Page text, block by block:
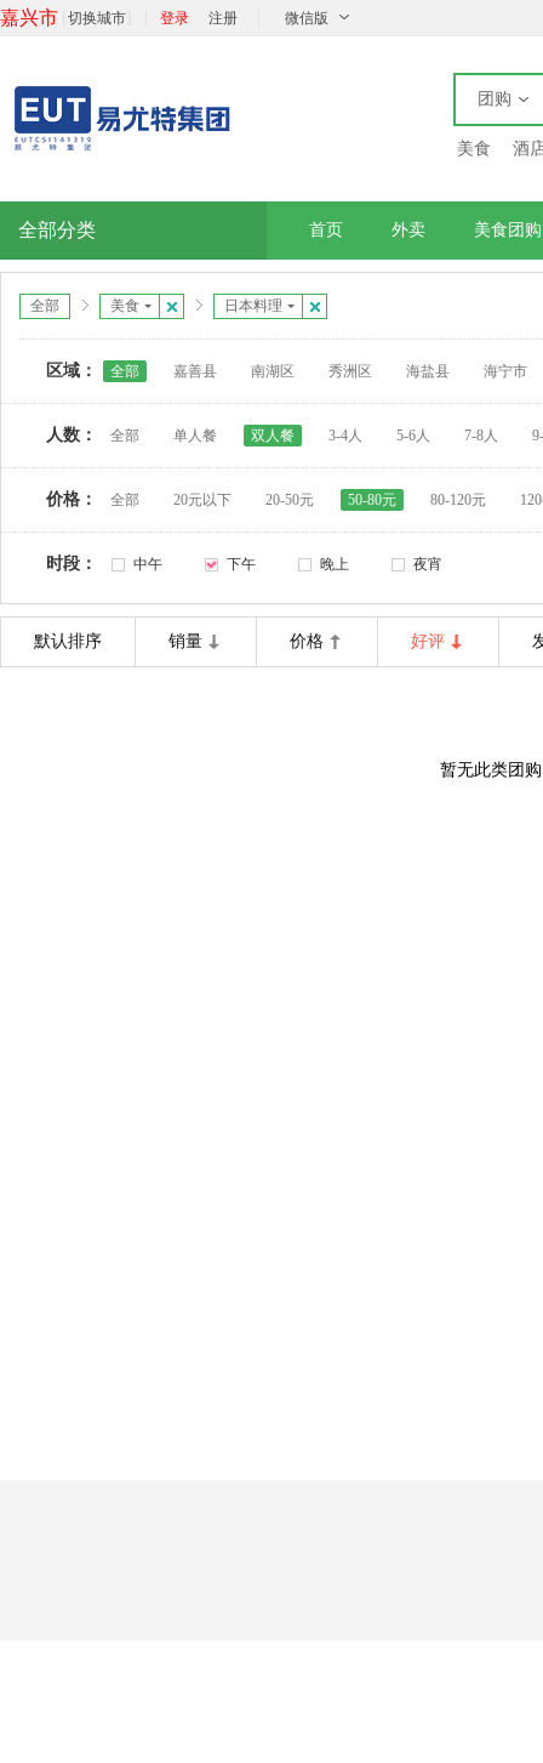
嘉兴市 切换城市 登录 注册 微信版
团购
美食 酒
全部分类 首页 外卖 美食团购
全部 美食 日本料理
区域： 全部 嘉善县 南湖区 秀洲区 海盐县 海宁市
人数： 全部 单人餐 双人餐 3-4人 5-6人 7-8人
价格： 全部 20元以下 20-50元 50-80元 80-120元
时段： 中午 下午 晚上 夜宵
默认排序 销量 价格 好评
暂无此类团